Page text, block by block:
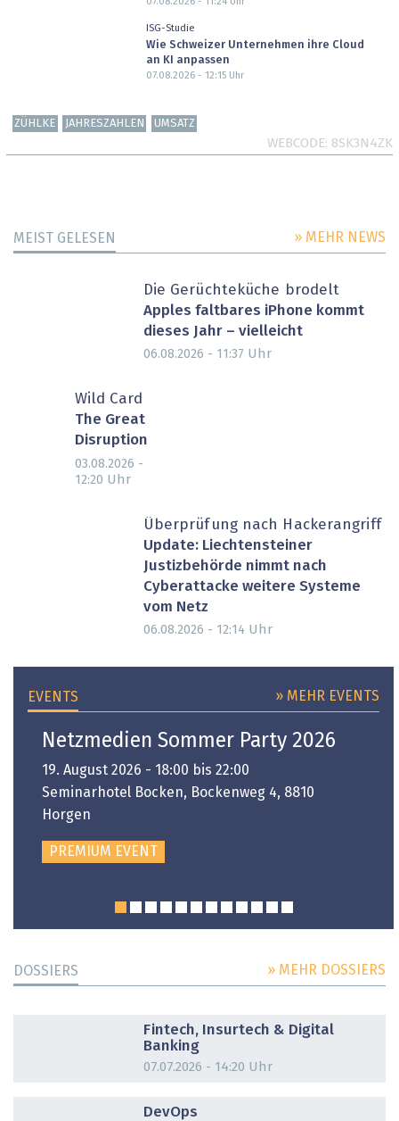
ISG-Studie
Wie Schweizer Unternehmen ihre Cloud
an KI anpassen
07.08.2026 - 12:15Uhr
ZÜHLKE JAHRESZAHLEN UMSATZ
WEBCODE 8SK3N4ZK
MEIST GELESEN » MEHR NEWS
Die Gerüchteküche brodelt
Apples faltbares iPhone kommt
dieses Jahr – vielleicht
06.08.2026 - 11:37 Uhr
Wild Card
The Great
Disruption
03.08.2026 -
12:20 Uhr
Überprüfung nach Hackerangriff
Update: Liechtensteiner
Justizbehörde nimmt nach
Cyberattacke weitere Systeme
vom Netz
06.08.2026 - 12:14 Uhr
EVENTS » MEHR EVENTS
Netzmedien Sommer Party 2026
19. August 2026 - 18:00 bis 22:00
Seminarhotel Bocken, Bockenweg 4, 8810
Horgen
PREMIUM EVENT
DOSSIERS » MEHR DOSSIERS
Fintech, Insurtech & Digital
Banking
07.07.2026 - 14:20 Uhr
DevOps